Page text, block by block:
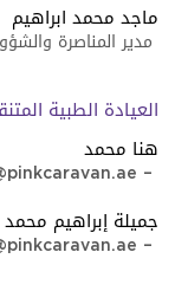
ماجد محمد ابراهيم
مدير المناصرة
العيادة الطبية
هنا محمد
–
جميلة إبراهيم محمد
–